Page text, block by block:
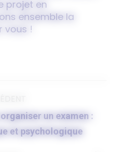
projet en
ensemble la
vous !
Article
précédent
un examen :
et psychologique